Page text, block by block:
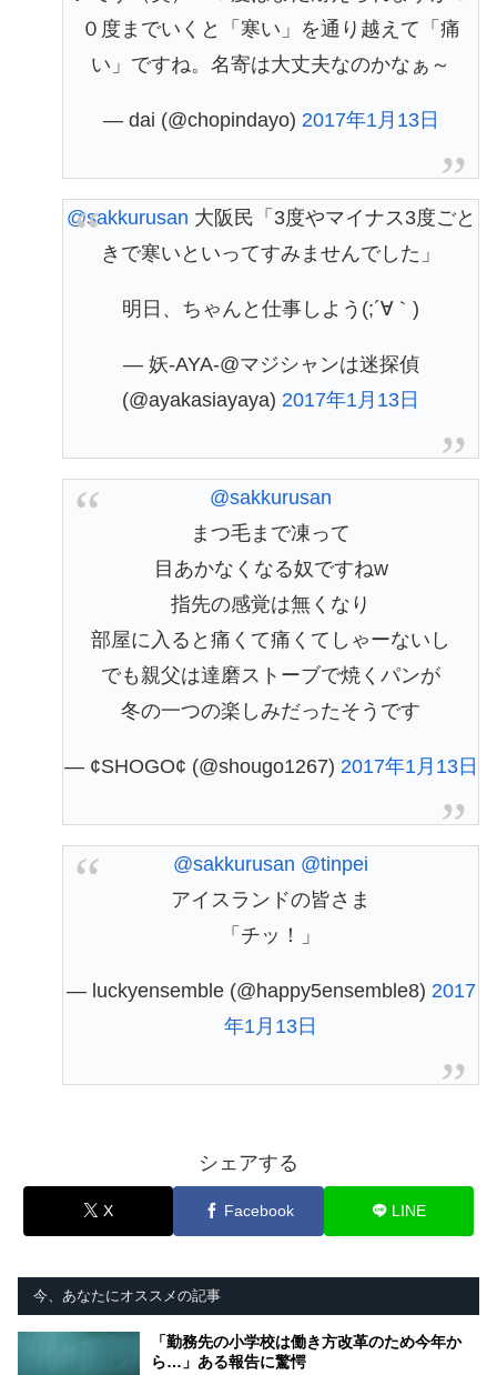
０度までいくと「寒い」を通り越えて「痛
い」ですね。名寄は大丈夫なのかなぁ～
— dai (@chopindayo) 2017年1月13日
@sakkurusan 大阪民「3度やマイナス3度ごと
きで寒いといってすみませんでした」
明日、ちゃんと仕事しよう(;´∀｀)
— 妖-AYA-@マジシャンは迷探偵
(@ayakasiayaya) 2017年1月13日
@sakkurusan
まつ毛まで凍って
目あかなくなる奴ですねw
指先の感覚は無くなり
部屋に入ると痛くて痛くてしゃーないし
でも親父は達磨ストーブで焼くパンが
冬の一つの楽しみだったそうです
— ¢SHOGO¢ (@shougo1267) 2017年1月13日
@sakkurusan @tinpei
アイスランドの皆さま
「チッ！」
— luckyensemble (@happy5ensemble8) 2017
年1月13日
シェアする
X Facebook LINE
今、あなたにオススメの記事
「勤務先の小学校は働き方改革のため今年か
ら…」ある報告に驚愕